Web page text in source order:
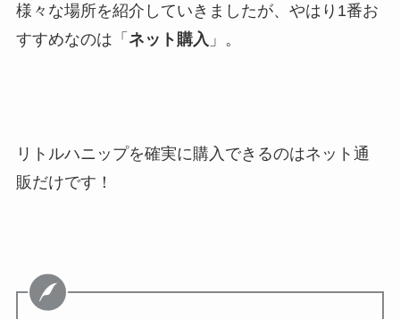
様々な場所を紹介していきましたが、やはり1番お
すすめなのは「 ネット購入 」。
リトルハニップを確実に購入できるのはネット通
販だけです！